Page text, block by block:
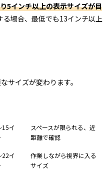
5インチ以上の表示サイズが目
場合、最低でも13インチ以上
サイズが変わります。
15イ
スペースが限られる、近
距離で確認
22イ
作業しながら視界に入る
サイズ